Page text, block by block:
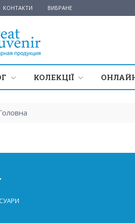
КОНТАКТИ ВИБРАНЕ
КОЛЕКЦІЇ